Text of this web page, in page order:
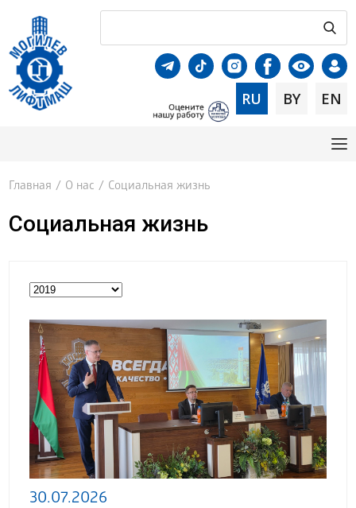
RU BY EN
Главная / О нас / Социальная жизнь
Социальная жизнь
30.07.2026